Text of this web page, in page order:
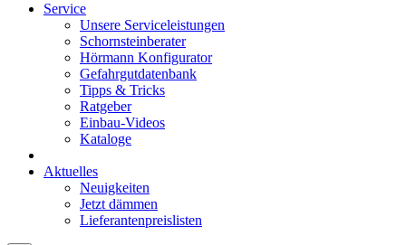
Service
Unsere Serviceleistungen
Schornsteinberater
Hörmann Konfigurator
Gefahrgutdatenbank
Tipps & Tricks
Ratgeber
Einbau-Videos
Kataloge
Aktuelles
Neuigkeiten
Jetzt dämmen
Lieferantenpreislisten